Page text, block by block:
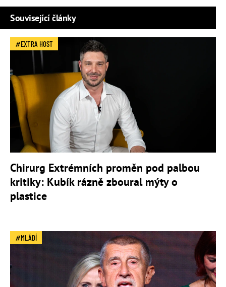
Související články
EXTRA HOST
Chirurg Extrémních proměn pod palbou
kritiky: Kubík rázně zboural mýty o
plastice
MLÁDÍ